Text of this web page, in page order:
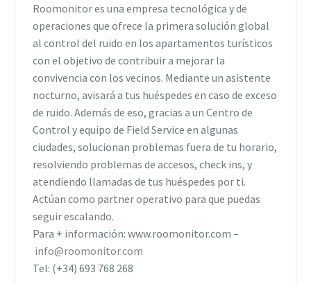
Roomonitor es una empresa tecnológica y de
operaciones que ofrece la primera solución global
al control del ruido en los apartamentos turísticos
con el objetivo de contribuir a mejorar la
convivencia con los vecinos. Mediante un asistente
nocturno, avisará a tus huéspedes en caso de exceso
de ruido. Además de eso, gracias a un Centro de
Control y equipo de Field Service en algunas
ciudades, solucionan problemas fuera de tu horario,
resolviendo problemas de accesos, check ins, y
atendiendo llamadas de tus huéspedes por ti.
Actúan como partner operativo para que puedas
seguir escalando.
Para + información: www.roomonitor.com –
info@roomonitor.com
Tel: (+34) 693 768 268